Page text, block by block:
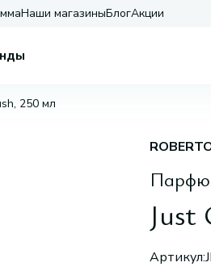
Наши магазиныБлогАкции
250 мл
Артикул: